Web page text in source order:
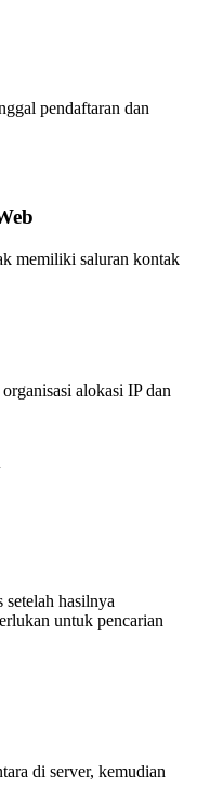
pendaftaran dan
memiliki saluran kontak
alokasi IP dan
setelah hasilnya
untuk pencarian
di server, kemudian